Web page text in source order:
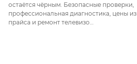
остаётся чёрным. Безопасные проверки,
профессиональная диагностика, цены из
прайса и ремонт телевизо…